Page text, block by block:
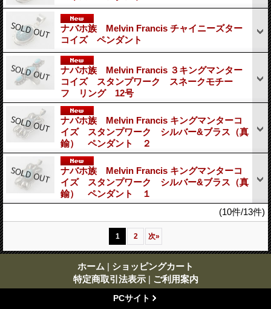
ナバホ族 Melvin Francis チャイニーズター
コイズ ペンダント
ナバホ族 Melvin Francis ３キングマンター
コイズ スタンプワーク スネークモチー
フ リング 12号
ナバホ族 Melvin Francis キングマンターコ
イズ スタンプワーク シルバー&ブラス（真
鍮） ペンダント ２
ナバホ族 Melvin Francis キングマンターコ
イズ スタンプワーク シルバー&ブラス（真
鍮） ペンダント １
(10件/13件)
1 2 次»
ホーム | ショッピングカート
特定商取引法表示 | ご利用案内
PCサイト